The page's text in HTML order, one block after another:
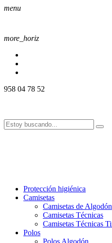
menu
more_horiz
958 04 78 52
Protección higiénica
Camisetas
Camisetas de Algodón
Camisetas Técnicas
Camisetas Técnicas
Polos
Polos Algodón